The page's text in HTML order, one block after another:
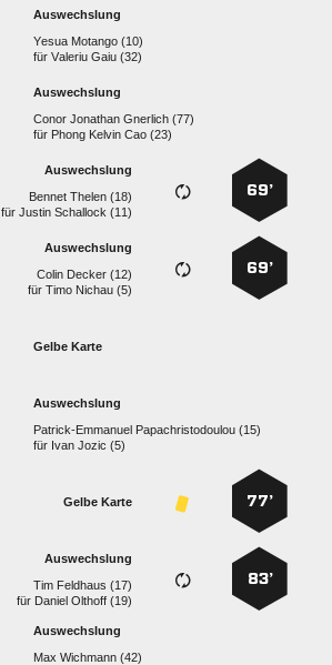
Auswechslung
  
für  
Auswechslung
   
für    
69’
Auswechslung
  
für  
69’
Auswechslung
  
für  
Gelbe Karte
Auswechslung
  
für   
77’
Gelbe Karte
83’
Auswechslung
  
für   
Auswechslung
  